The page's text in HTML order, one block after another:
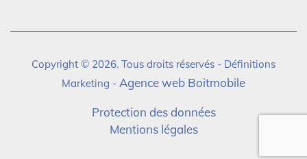
Copyright © 2026. Tous droits réservés - Définitions
Marketing - Agence web Boitmobile
Protection des données
Mentions légales